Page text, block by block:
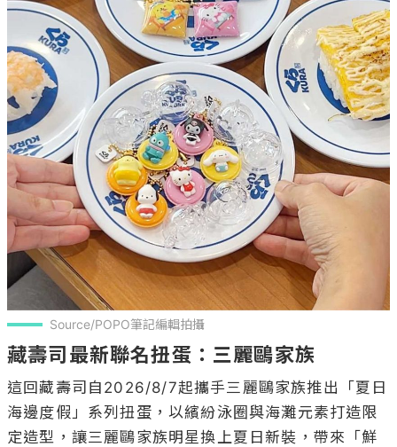
Source/POPO筆記編輯拍攝
藏壽司最新聯名扭蛋：三麗鷗家族
這回藏壽司自2026/8/7起攜手三麗鷗家族推出「夏日
海邊度假」系列扭蛋，以繽紛泳圈與海灘元素打造限
定造型，讓三麗鷗家族明星換上夏日新裝，帶來「鮮